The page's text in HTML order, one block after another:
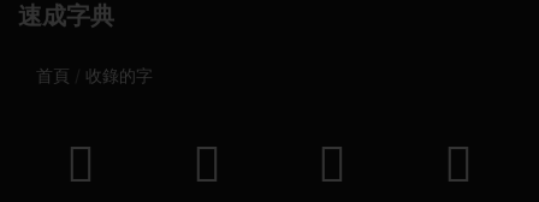
速成字典
首頁 收錄的字
𢳶 𣃗 𣒸 𣱺